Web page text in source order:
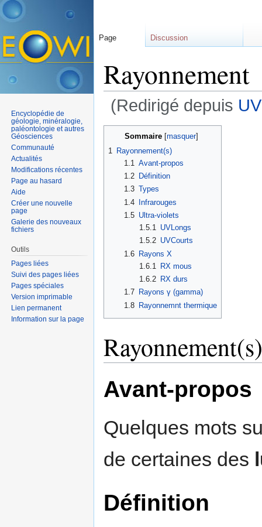
Rayonnement
(Redirigé depuis
Sommaire [masquer]
1
Rayonnement(s)
1.1 Avant-propos
1.2
Définition
1.3 Types
1.4 Infrarouges
1.5 Ultra-violets
1.5.1
UVLongs
1.5.2 UVCourts
1.6 Rayons X
1.6.1
RX mous
1.6.2 RX durs
1.7
Rayons γ (gamma)
1.8 Rayonnemnt thermique
Rayonnement(s)
Avant-propos
Quelques mots
de certaines des
Définition
Page Discussion
Encyclopédie de
géologie, minéralogie,
paléontologie et autres
Géosciences
Communauté
Actualités
Modifications récentes
Page au hasard
Aide
Créer une nouvelle
page
Galerie des nouveaux
fichiers
Outils
Pages liées
Suivi des pages liées
Pages spéciales
Version imprimable
Lien permanent
Information sur la page